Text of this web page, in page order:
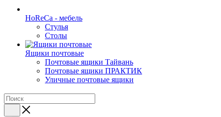
HoReCa - мебель
Стулья
Столы
Ящики почтовые
Почтовые ящики Тайвань
Почтовые ящики ПРАКТИК
Уличные почтовые ящики